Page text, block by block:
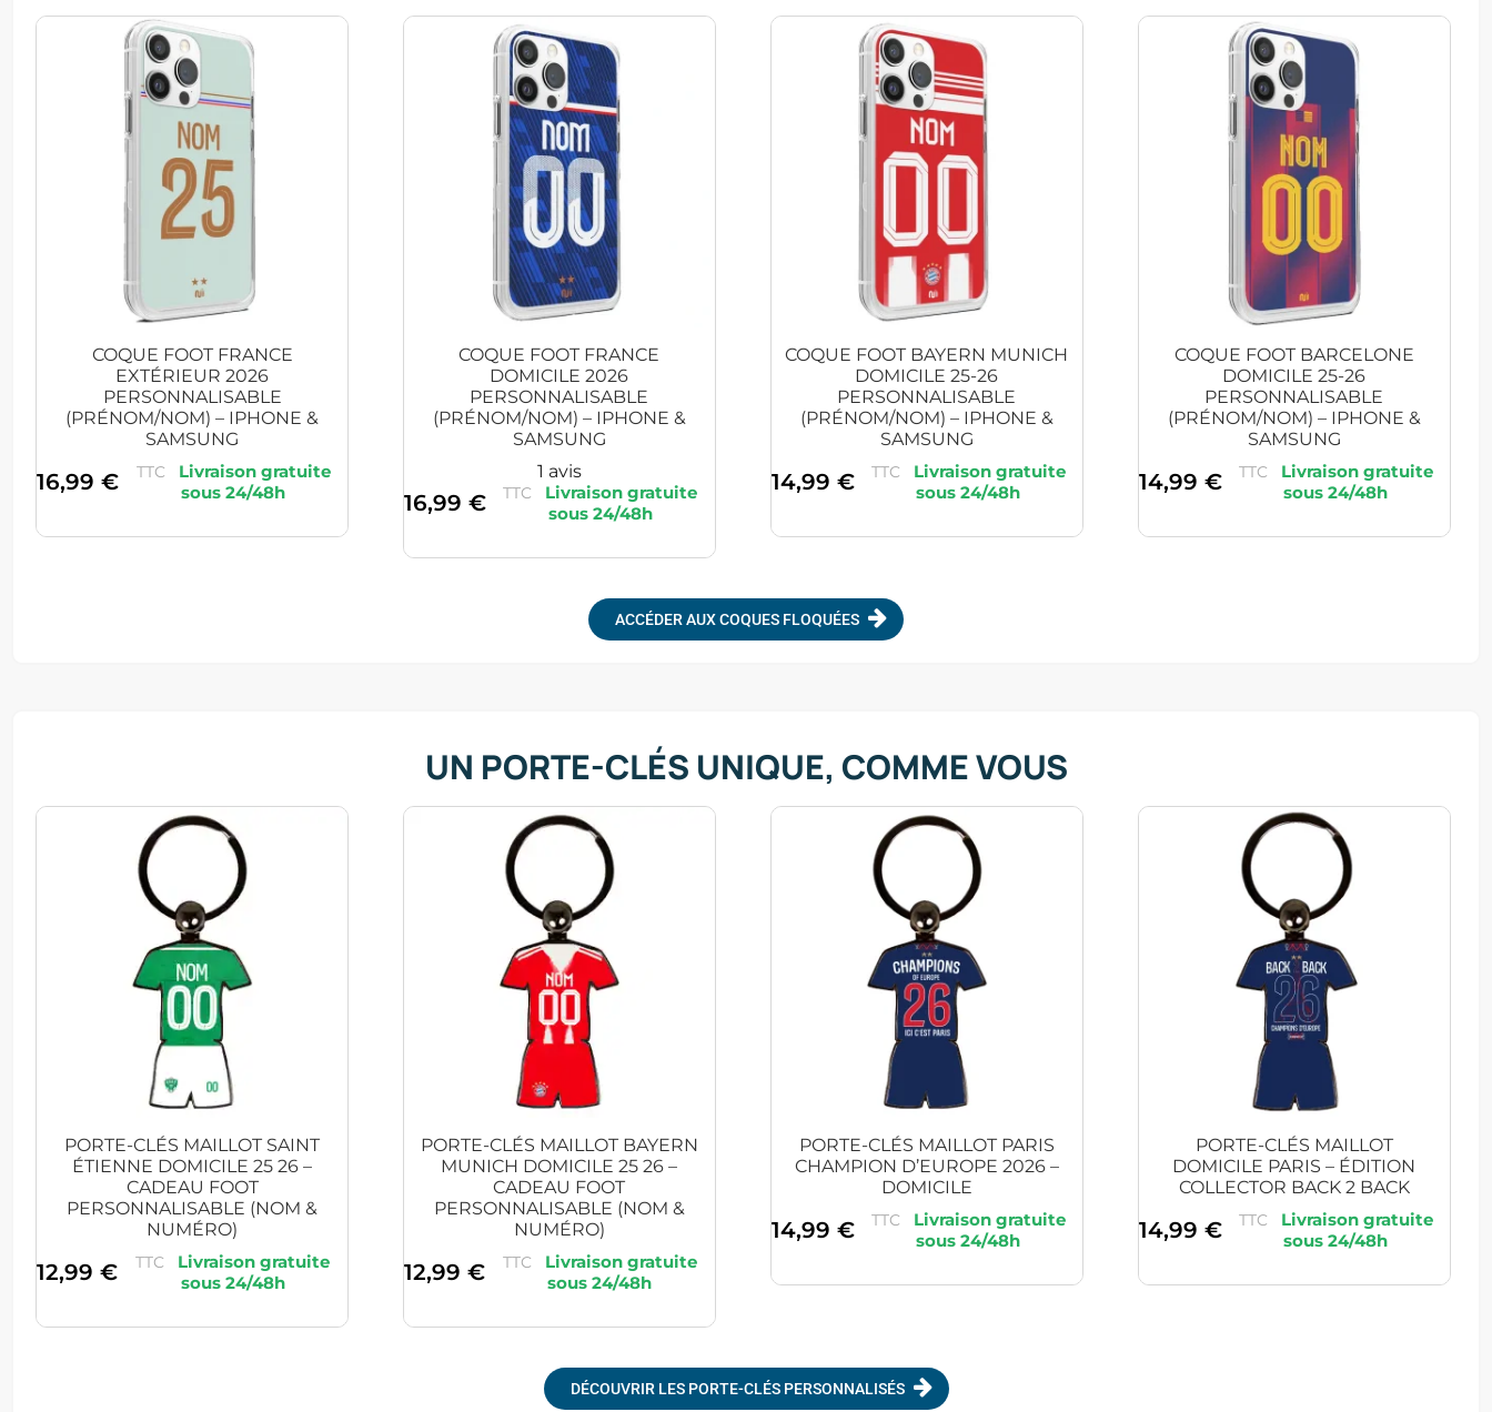
COQUE FOOT FRANCE
EXTÉRIEUR 2026
PERSONNALISABLE
(PRÉNOM/NOM) – IPHONE &
SAMSUNG
16,99 € TTC
COQUE FOOT FRANCE
DOMICILE 2026
PERSONNALISABLE
(PRÉNOM/NOM) – IPHONE &
SAMSUNG
1 avis
16,99 € TTC
COQUE FOOT BAYERN MUNICH
DOMICILE 25-26
PERSONNALISABLE
(PRÉNOM/NOM) – IPHONE &
SAMSUNG
14,99 € TTC
COQUE FOOT BARCELONE
DOMICILE 25-26
PERSONNALISABLE
(PRÉNOM/NOM) – IPHONE &
SAMSUNG
14,99 € TTC
ACCÉDER AUX COQUES FLOQUÉES
UN PORTE-CLÉS UNIQUE, COMME VOUS
PORTE-CLÉS MAILLOT SAINT
ÉTIENNE DOMICILE 25 26 –
CADEAU FOOT
PERSONNALISABLE (NOM &
NUMÉRO)
12,99 € TTC
PORTE-CLÉS MAILLOT BAYERN
MUNICH DOMICILE 25 26 –
CADEAU FOOT
PERSONNALISABLE (NOM &
NUMÉRO)
12,99 € TTC
PORTE-CLÉS MAILLOT PARIS
CHAMPION D’EUROPE 2026 –
DOMICILE
14,99 € TTC
PORTE-CLÉS MAILLOT
DOMICILE PARIS – ÉDITION
COLLECTOR BACK 2 BACK
14,99 € TTC
DÉCOUVRIR LES PORTE-CLÉS PERSONNALISÉS